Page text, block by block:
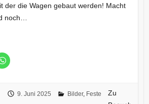
der die Wagen gebaut werden! Macht
noch…
9. Juni 2025 Bilder, Feste
Zu